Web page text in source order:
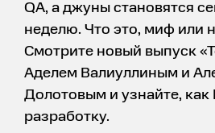
QA, а джуны становятся
неделю. Что это, миф или
Смотрите новый выпуск
Аделем Валиуллиным и
Долотовым и узнайте,
разработку.